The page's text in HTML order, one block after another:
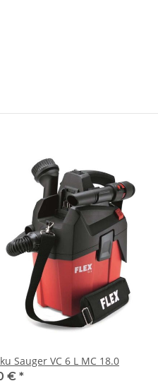
Sauger VC 6 L MC 18.0
€ *